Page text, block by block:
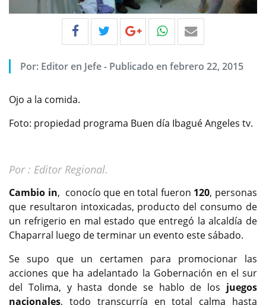
Por: Editor en Jefe- Publicado en febrero 22, 2015
Ojo a la comida.
Foto: propiedad programa Buen día Ibagué Angeles tv.
Por : Editor Regional.
Cambio in, conocío que en total fueron 120, personas
que resultaron intoxicadas, producto del consumo de
un refrigerio en mal estado que entregó la alcaldía de
Chaparral luego de terminar un evento este sábado.
Se supo que un certamen para promocionar las
acciones que ha adelantado la Gobernación en el sur
del Tolima, y hasta donde se hablo de los juegos
nacionales, todo transcurría en total calma hasta